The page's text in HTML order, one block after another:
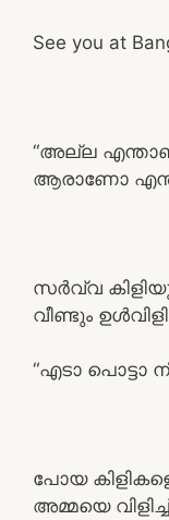
See you at
“അല്ല എന്താണു
ആരാണോ
സർവ്വ
വീണ്ടും
“എടാ പൊട്ടാ
പോയ കിളികളെ
അമ്മയെ